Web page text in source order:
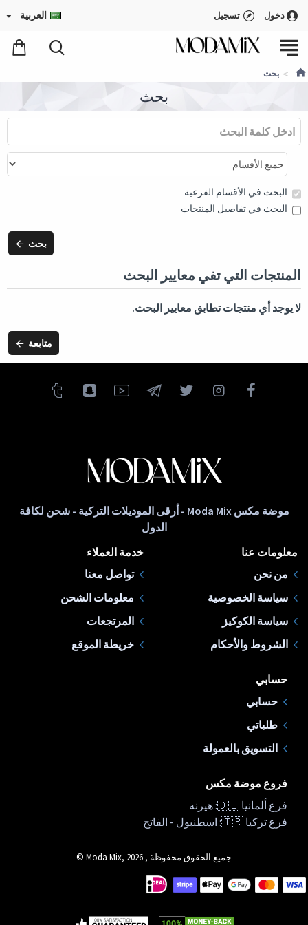
دخول تسجيل العربية
بحث
بحث
البحث في الأقسام الفرعية
البحث في تفاصيل المنتجات
بحث
المنتجات التي تفي معايير البحث
لا يوجد أي منتجات تطابق معايير البحث.
متابعة
موضة مكس Moda Mix - أرقى الموديلات التركية - شحن لكافة
الدول
معلومات عنا
من نحن
سياسة الخصوصية
سياسة الكوكيز
الشروط والأحكام
خدمة العملاء
تواصل معنا
معلومات الشحن
المرتجعات
خريطة الموقع
حسابي
حسابي
طلباتي
التسويق بالعمولة
فروع موضة مكس
فرع ألمانيا 🇩🇪: هيرنه
فرع تركيا 🇹🇷: اسطنبول - الفاتح
جميع الحقوق محفوظة , Moda Mix, 2026 ©